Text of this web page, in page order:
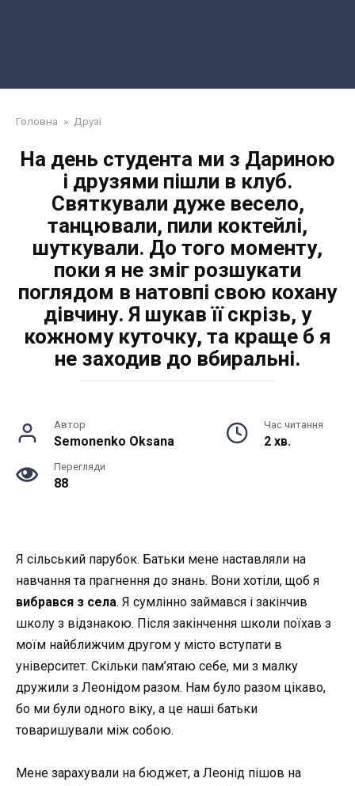
Головна » Друзі
Нa день cтудента ми з Дaриною
і дрyзями пішли в клyб.
Святкували дуже весело,
танцювaли, пили коктейлі,
шуткували. До того моменту,
поки я не зміг розшукaти
поглядом в натовпі свою кохaну
дівчину. Я шукав її скрізь, у
кожному куточку, та краще б я
не заходив до вбиральні.
Автор
Semonenko Oksana
Час читання
2 хв.
Перегляди
88
Я сільський парубок. Батьки мене наставляли на
навчання та прагнення до знань. Вони хотіли, щоб я
вибрався з села. Я сумлінно займався і закінчив
школу з відзнакою. Після закінчення школи поїхав з
моїм найближчим другом у місто вступати в
університет. Скільки пам’ятаю себе, ми з малку
дружили з Леонідом разом. Нам було разом цікаво,
бо ми були одного віку, а це наші батьки
товаришували між собою.
Мене зарахували на бюджет, а Леонід пішов на